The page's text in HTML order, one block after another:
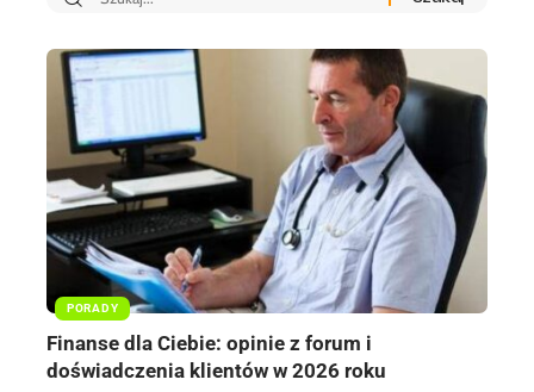
PORADY
Finanse dla Ciebie: opinie z forum i
doświadczenia klientów w 2026 roku